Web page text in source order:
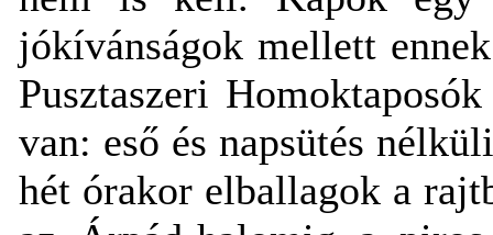
jókívánságok mellett
Pusztaszeri
van: eső és napsütés
hét órakor elballagok a